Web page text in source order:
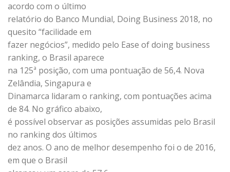
acordo com o último
relatório do Banco Mundial, Doing Business 2018, no
quesito “facilidade em
fazer negócios”, medido pelo Ease of doing business
ranking, o Brasil aparece
na 125ª posição, com uma pontuação de 56,4. Nova
Zelândia, Singapura e
Dinamarca lidaram o ranking, com pontuações acima
de 84. No gráfico abaixo,
é possível observar as posições assumidas pelo Brasil
no ranking dos últimos
dez anos. O ano de melhor desempenho foi o de 2016,
em que o Brasil